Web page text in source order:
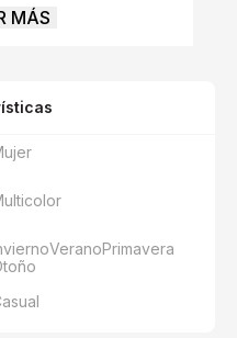
la marca 'N'
tamaño, y la suela
MÁS
VeranoPrimavera